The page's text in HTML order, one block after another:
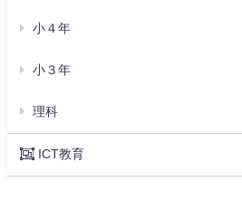
小４年
小３年
理科
ICT教育